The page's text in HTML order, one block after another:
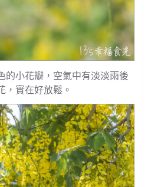
的小花瓣，空氣中有淡淡雨後
，實在好放鬆。